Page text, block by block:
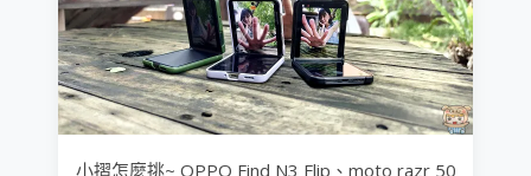
小摺怎麼挑~ OPPO Find N3 Flip、moto razr 50